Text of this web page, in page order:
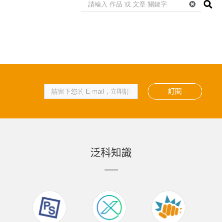
訂閱
泛科知識